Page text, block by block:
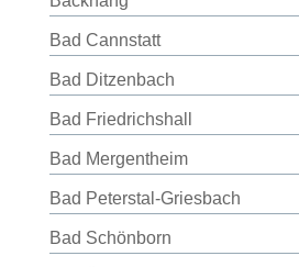
Bad Cannstatt
Bad Ditzenbach
Bad Friedrichshall
Bad Mergentheim
Bad Peterstal-Griesbach
Bad Schönborn